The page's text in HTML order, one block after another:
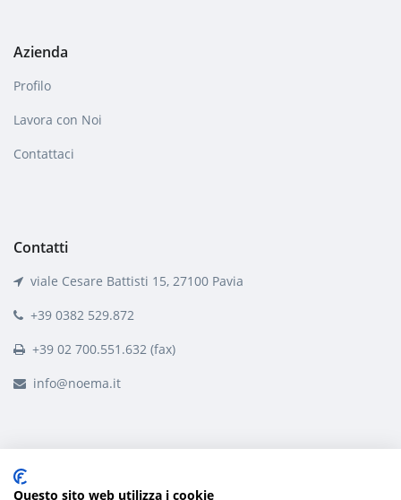
Azienda
Profilo
Lavora con Noi
Contattaci
Contatti
viale Cesare Battisti 15, 27100 Pavia
+39 0382 529.872
+39 02 700.551.632 (fax)
info@noema.it
Questo sito web utilizza i cookie